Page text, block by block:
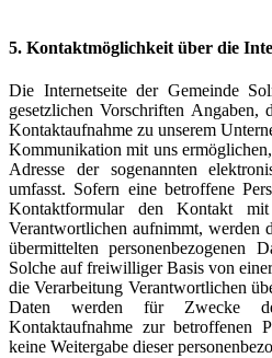
5. Kontaktmöglichkeit über die
Die Internetseite der Gemeinde
gesetzlichen Vorschriften Angaben,
Kontaktaufnahme zu unserem
Kommunikation mit uns
Adresse der sogenannten
umfasst. Sofern eine betroffene
Kontaktformular den Kontakt
Verantwortlichen aufnimmt, werden
übermittelten personenbezogenen
Solche auf freiwilliger Basis von
die Verarbeitung Verantwortlichen
Daten werden für Zwecke
Kontaktaufnahme zur betroffenen
keine Weitergabe dieser